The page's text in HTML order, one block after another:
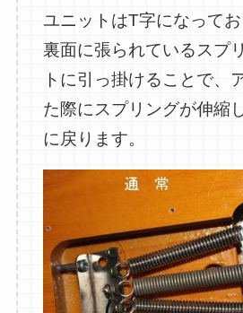
ユニットはT字になって
裏面に張られているスプ
トに引っ掛けることで、
た際にスプリングが伸縮
に戻ります。